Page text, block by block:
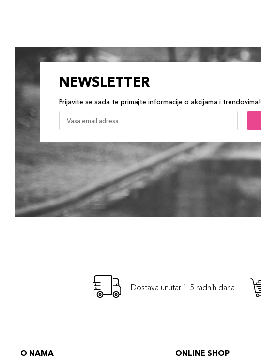
NEWSLETTER
Prijavite se sada te primajte informacije o akcijama i trendovima!
Dostava unutar 1-5 radnih dana
O NAMA ONLINE SHOP